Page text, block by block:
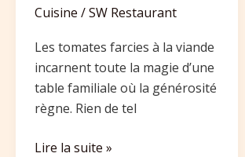
Cuisine /SW Restaurant
Les tomates farcies à la viande
incarnent toute la magie d’une
table familiale où la générosité
règne. Rien de tel
Lire la suite »